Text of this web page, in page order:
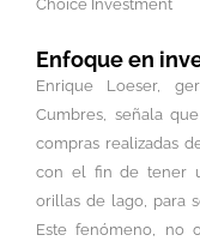
Choice Investment
Enfoque en
Enrique Loeser,
Cumbres, señala
compras realizadas
con el fin de tener
orillas de lago, para
Este fenómeno, no